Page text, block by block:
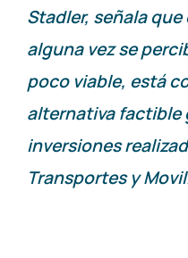
Stadler, señala
alguna vez se
poco viable, está
alternativa factible
inversiones
Transportes y